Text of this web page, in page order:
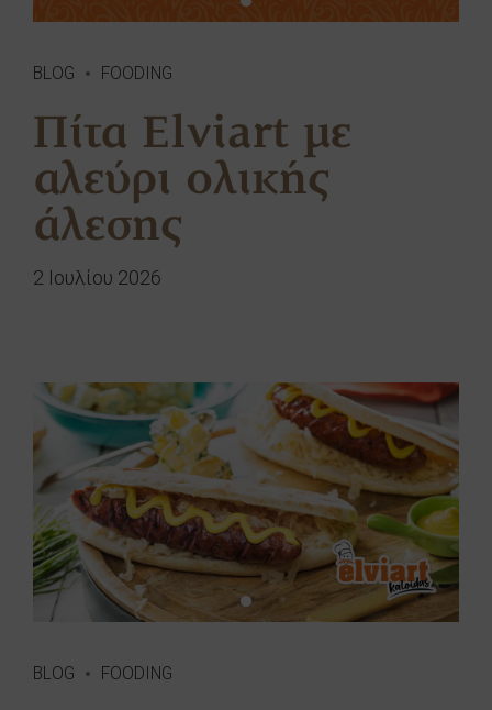
BLOG FOODING
Πίτα Elviart με
αλεύρι ολικής
άλεσης
2 Ιουλίου 2026
BLOG FOODING